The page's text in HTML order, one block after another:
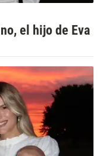
el hijo de Eva